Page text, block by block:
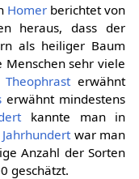
Homerberichtet von
heraus, dass der
als heiliger Baum
sehr viele
Theophrast erwähnt
erwähnt mindestens
kannte man in
Jahrhundert war man
Anzahl der Sorten
geschätzt.